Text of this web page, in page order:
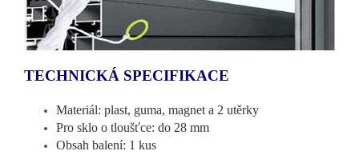
TECHNICKÁ SPECIFIKACE
Materiál: plast, guma, magnet a 2 utěrky
Pro sklo o tloušťce: do 28 mm
Obsah balení: 1 kus